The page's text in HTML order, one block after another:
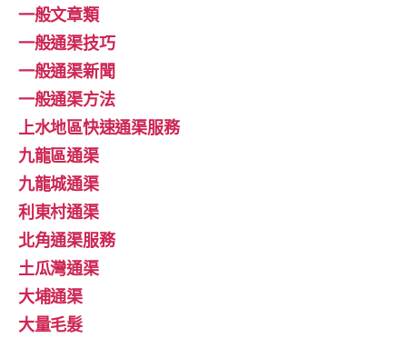
一般文章類
一般通渠技巧
一般通渠新聞
一般通渠方法
上水地區快速通渠服務
九龍區通渠
九龍城通渠
利東村通渠
北角通渠服務
土瓜灣通渠
大埔通渠
大量毛髮